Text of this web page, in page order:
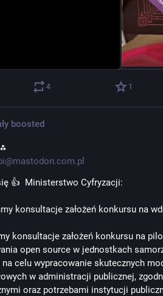
4 1
boosted
👍  Ministerstwo Cyfryzacji:
konsultacje założeń konkursu na
konsultacje założeń konkursu na
open source w jednostkach
na celu wypracowanie skutecznych
w administracji publicznej,
oraz potrzebami instytucji